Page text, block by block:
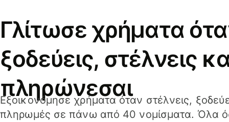
Γλίτωσε χρήματα
ξοδεύεις, στέλνεις
πληρώνεσαι
Εξοικονόμησε χρήματα όταν στέλνεις,
πληρωμές σε πάνω από 40 νομίσματα. Όλα